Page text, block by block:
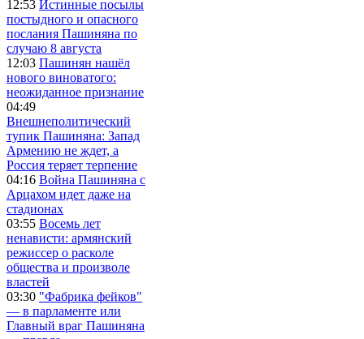
12:53 Истинные посылы
постыдного и опасного
послания Пашиняна по
случаю 8 августа
12:03 Пашинян нашёл
нового виноватого:
неожиданное признание
04:49
Внешнеполитический
тупик Пашиняна: Запад
Армению не ждет, а
Россия теряет терпение
04:16 Война Пашиняна с
Арцахом идет даже на
стадионах
03:55 Восемь лет
ненависти: армянский
режиссер о расколе
общества и произволе
властей
03:30 "Фабрика фейков"
— в парламенте или
Главный враг Пашиняна